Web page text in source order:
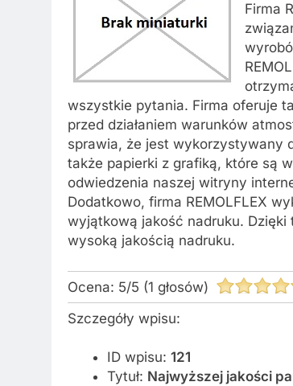
Firma
wszystkie pytania. Firma oferuje
przed działaniem warunków
sprawia, że jest wykorzystywany
także papierki z grafiką, które są
odwiedzenia naszej witryny
Dodatkowo, firma REMOLFLEX
wyjątkową jakość nadruku.
wysoką jakością nadruku.
Ocena: 5/5 (1 głosów)
Szczegóły wpisu:
ID wpisu: 121
Tytuł: Najwyższej jakości